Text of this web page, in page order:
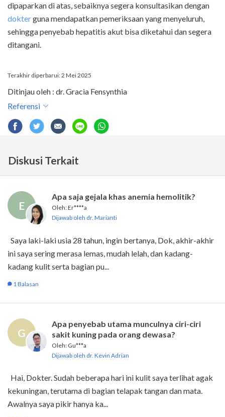
dipaparkan di atas, sebaiknya segera konsultasikan dengan
dokterguna mendapatkan pemeriksaan yang menyeluruh,
sehingga penyebab hepatitis akut bisa diketahui dan segera
ditangani.
Terakhir diperbarui: 2 Mei 2025